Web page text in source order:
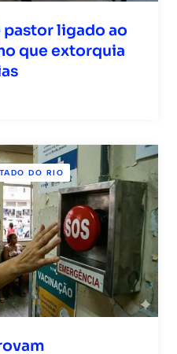
ligado ao
que extorquia
DO RIO